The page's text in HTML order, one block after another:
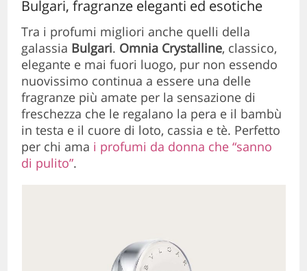
Bulgari, fragranze eleganti ed esotiche
Tra i profumi migliori anche quelli della
galassia Bulgari. Omnia Crystalline, classico,
elegante e mai fuori luogo, pur non essendo
nuovissimo continua a essere una delle
fragranze più amate per la sensazione di
freschezza che le regalano la pera e il bambù
in testa e il cuore di loto, cassia e tè. Perfetto
per chi ama i profumi da donna che “sanno
di pulito”.